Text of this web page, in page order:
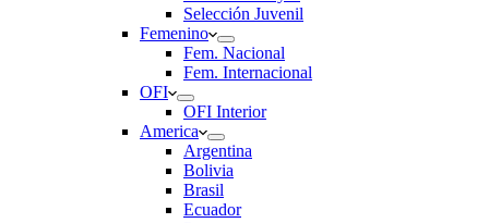
Selección Juvenil
Femenino
Fem. Nacional
Fem. Internacional
OFI
OFI Interior
America
Argentina
Bolivia
Brasil
Ecuador